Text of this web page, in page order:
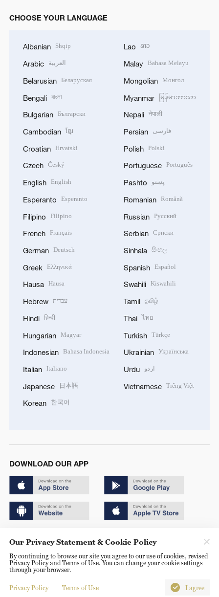
CHOOSE YOUR LANGUAGE
Albanian Shqip
Arabic العربية
Belarusian Беларуская
Bengali বাংলা
Bulgarian Български
Cambodian ខ្មែរ
Croatian Hrvatski
Czech Český
English English
Esperanto Esperanto
Filipino Filipino
French Français
German Deutsch
Greek Ελληνικά
Hausa Hausa
Hebrew עברית
Hindi हिन्दी
Hungarian Magyar
Indonesian Bahasa Indonesia
Italian Italiano
Japanese 日本語
Korean 한국어
Lao ລາວ
Malay Bahasa Melayu
Mongolian Монгол
Myanmar မြန်မာဘာသာ
Nepali नेपाली
Persian فارسی
Polish Polski
Portuguese Português
Pashto پښتو
Romanian Română
Russian Русский
Serbian Српски
Sinhala සිංහල
Spanish Español
Swahili Kiswahili
Tamil தமிழ்
Thai ไทย
Turkish Türkçe
Ukrainian Українська
Urdu اردو
Vietnamese Tiếng Việt
DOWNLOAD OUR APP
京ICP备20000184号
京公网安备 11010502050052号
Disinformation report hotline: 010-85061466
Our Privacy Statement & Cookie Policy
By continuing to browse our site you agree to our use of cookies, revised
Privacy Policy and Terms of Use. You can change your cookie settings
through your browser.
Privacy Policy Terms of Use I agree